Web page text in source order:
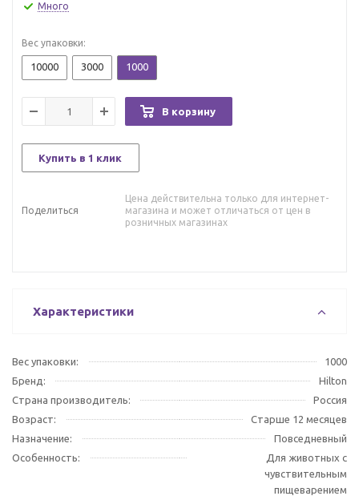
Много
Вес упаковки:
10000 3000 1000
В корзину
Купить в 1 клик
Поделиться
Цена действительна только для интернет-
магазина и может отличаться от цен в
розничных магазинах
Характеристики
Вес упаковки:
1000
Бренд:
Hilton
Страна производитель:
Россия
Возраст:
Старше 12 месяцев
Назначение:
Повседневный
Особенность:
Для животных с
чувствительным
пищеварением